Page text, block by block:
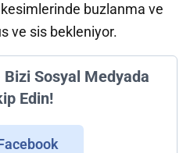
buzlanma ve
ve sis bekleniyor.
Sosyal Medyada
Edin!